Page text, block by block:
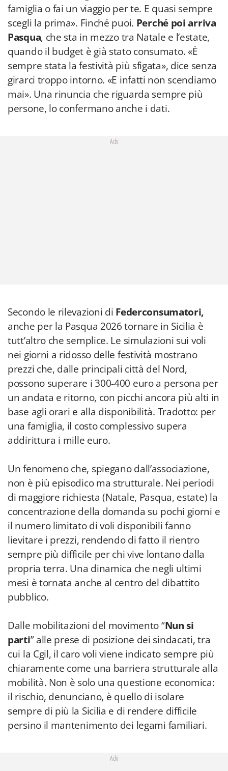
famiglia o fai un viaggio per te. E quasi sempre
scegli la prima». Finché puoi. Perché poi arriva
Pasqua, che sta in mezzo tra Natale e l’estate,
quando il budget è già stato consumato. «È
sempre stata la festività più sfigata», dice senza
girarci troppo intorno. «E infatti non scendiamo
mai». Una rinuncia che riguarda sempre più
persone, lo confermano anche i dati.
Adv
Secondo le rilevazioni di Federconsumatori,
anche per la Pasqua 2026 tornare in Sicilia è
tutt’altro che semplice. Le simulazioni sui voli
nei giorni a ridosso delle festività mostrano
prezzi che, dalle principali città del Nord,
possono superare i 300-400 euro a persona per
un andata e ritorno, con picchi ancora più alti in
base agli orari e alla disponibilità. Tradotto: per
una famiglia, il costo complessivo supera
addirittura i mille euro.
Un fenomeno che, spiegano dall’associazione,
non è più episodico ma strutturale. Nei periodi
di maggiore richiesta (Natale, Pasqua, estate) la
concentrazione della domanda su pochi giorni e
il numero limitato di voli disponibili fanno
lievitare i prezzi, rendendo di fatto il rientro
sempre più difficile per chi vive lontano dalla
propria terra. Una dinamica che negli ultimi
mesi è tornata anche al centro del dibattito
pubblico.
Dalle mobilitazioni del movimento “Nun si
parti” alle prese di posizione dei sindacati, tra
cui la Cgil, il caro voli viene indicato sempre più
chiaramente come una barriera strutturale alla
mobilità. Non è solo una questione economica:
il rischio, denunciano, è quello di isolare
sempre di più la Sicilia e di rendere difficile
persino il mantenimento dei legami familiari.
Adv